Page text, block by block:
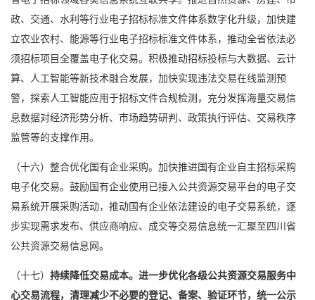
政、交通、水利等行业电子招标标准文件体系数字化升级，加快建
立农业农村、能源等行业电子招标标准文件体系，推动全省依法必
须招标项目全覆盖电子化交易。积极推动招标投标与大数据、云计
算、人工智能等新技术融合发展，加快实现违法交易在线监测预
警，探索人工智能应用于招标文件合规检测，充分发挥海量交易信
息数据对经济形势分析、市场趋势研判、政策执行评估、交易秩序
监管等的支撑作用。
（十六）整合优化国有企业采购。加快推进国有企业自主招标采购
电子化交易。鼓励国有企业使用已接入公共资源交易平台的电子交
易系统开展采购活动，推动国有企业依法建设的电子交易系统，逐
步实现需求发布、供应商响应、成交等交易信息统一汇聚至四川省
公共资源交易信息网。
（十七） 持续降低交易成本。进一步优化各级公共资源交易服务中
心交易流程，清理减少不必要的登记、备案、验证环节，统一公示